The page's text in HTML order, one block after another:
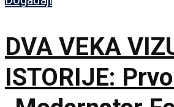
DVA VEKA
ISTORIJE: